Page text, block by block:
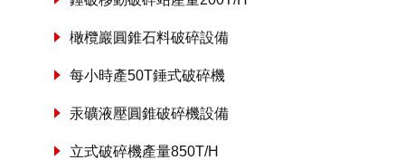
橄欖巖圓錐石料破碎設備
每小時產50T錘式破碎機
汞礦液壓圓錐破碎機設備
立式破碎機產量850T/H